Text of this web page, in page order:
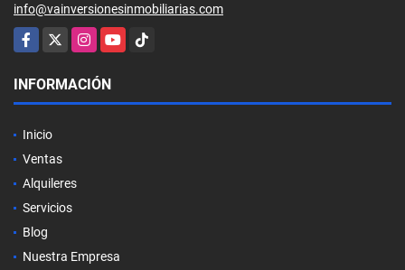
info@vainversionesinmobiliarias.com
Facebook
X InstagramYouTubeTikTok
INFORMACIÓN
Inicio
Ventas
Alquileres
Servicios
Blog
Nuestra Empresa